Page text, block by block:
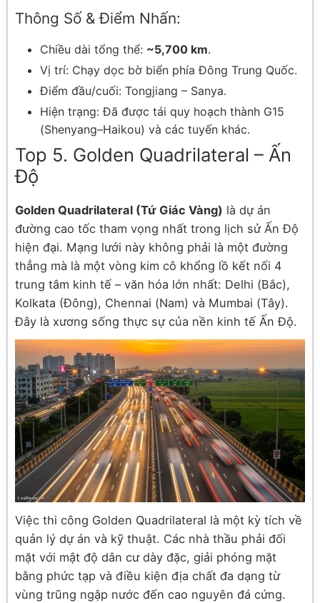
Thông Số & Điểm Nhấn:
Chiều dài tổng thể: ~5,700 km.
Vị trí: Chạy dọc bờ biển phía Đông Trung Quốc.
Điểm đầu/cuối: Tongjiang – Sanya.
Hiện trạng: Đã được tái quy hoạch thành G15
(Shenyang–Haikou) và các tuyến khác.
Top 5. Golden Quadrilateral – Ấn
Độ
Golden Quadrilateral (Tứ Giác Vàng) là dự án
đường cao tốc tham vọng nhất trong lịch sử Ấn Độ
hiện đại. Mạng lưới này không phải là một đường
thẳng mà là một vòng kim cô khổng lồ kết nối 4
trung tâm kinh tế – văn hóa lớn nhất: Delhi (Bắc),
Kolkata (Đông), Chennai (Nam) và Mumbai (Tây).
Đây là xương sống thực sự của nền kinh tế Ấn Độ.
Việc thi công Golden Quadrilateral là một kỳ tích về
quản lý dự án và kỹ thuật. Các nhà thầu phải đối
mặt với mật độ dân cư dày đặc, giải phóng mặt
bằng phức tạp và điều kiện địa chất đa dạng từ
vùng trũng ngập nước đến cao nguyên đá cứng.